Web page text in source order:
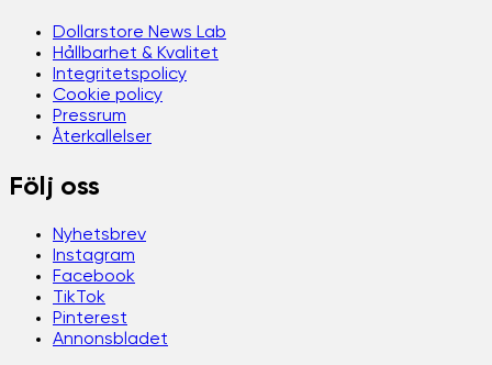
Dollarstore News Lab
Hållbarhet & Kvalitet
Integritetspolicy
Cookie policy
Pressrum
Återkallelser
Följ oss
Nyhetsbrev
Instagram
Facebook
TikTok
Pinterest
Annonsbladet